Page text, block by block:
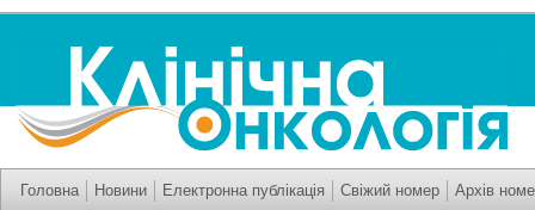
Головна Новини Електронна публікація Свіжий номер Архів